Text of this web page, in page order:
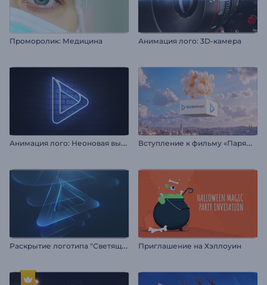
Проморолик: Медицина Анимация лого: 3D-камера
А
нимация лого: Неоновая вывеска В
ступление к фильму «Парящие воздушные шары»
Р
аскрытие логотипа "Светящиеся слои" Приглашение на Хэллоуин